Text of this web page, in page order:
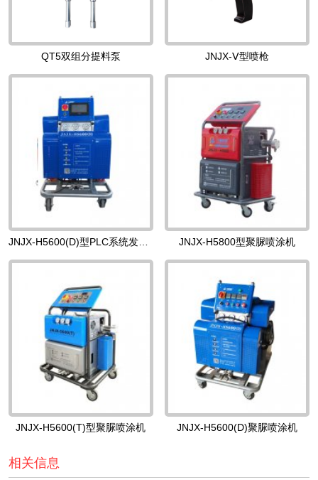
QT5双组分提料泵 JNJX-Ⅴ型喷枪
JNJX-H5800型聚脲喷涂机
JNJX-H5600(T)型聚脲喷涂机 JNJX-H5600(D)聚脲喷涂机
相关信息